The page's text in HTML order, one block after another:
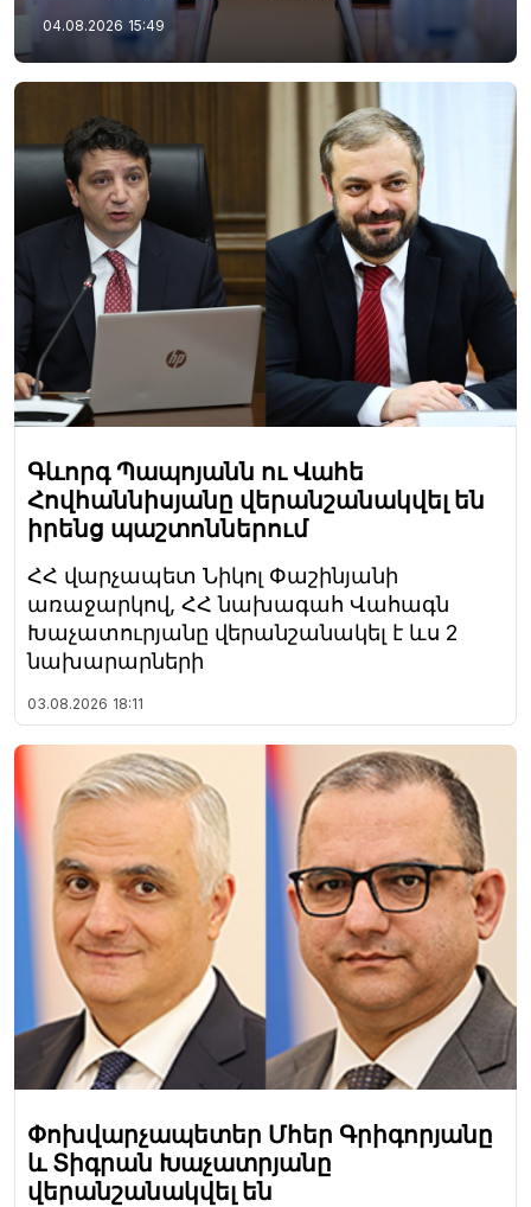
04.08.2026 15:49
Գևորգ Պապոյանն ու Վահե
Հովհաննիսյանը վերանշանակվել են
իրենց պաշտոններում
ՀՀ վարչապետ Նիկոլ Փաշինյանի
առաջարկով, ՀՀ նախագահ Վահագն
Խաչատուրյանը վերանշանակել է ևս 2
նախարարների
03.08.2026 18:11
Փոխվարչապետեր Մհեր Գրիգորյանը
և Տիգրան Խաչատրյանը
վերանշանակվել են